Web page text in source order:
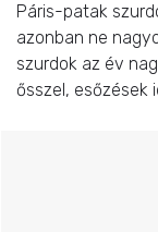
Páris-patak
azonban ne
szurdok az év
ősszel, esőzések